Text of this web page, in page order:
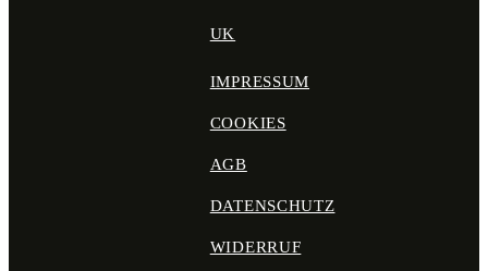
UK
IMPRESSUM
COOKIES
AGB
DATENSCHUTZ
WIDERRUF